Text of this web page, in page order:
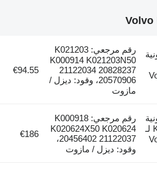
رقم مرجعي: K021203
K000914 K021203N50
21122034 20828237
20570906، وقود: ديزل /
مازوت
€94.55
رقم مرجعي: K000918
K020624X50 K020624
20456402 21122037،
وقود: ديزل / مازوت
€186